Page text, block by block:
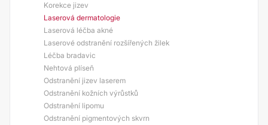
Korekce jizev
Laserová dermatologie
Laserová léčba akné
Laserové odstranění rozšířených žilek
Léčba bradavic
Nehtová plíseň
Odstranění jizev laserem
Odstranění kožních výrůstků
Odstranění lipomu
Odstranění pigmentových skvrn